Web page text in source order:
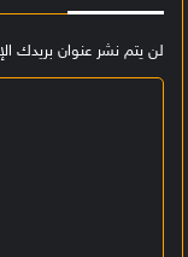
لن يتم نشر عنوان بريدك